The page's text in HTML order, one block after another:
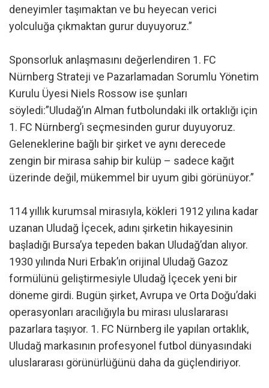
deneyimler taşımaktan ve bu heyecan verici
yolculuğa çıkmaktan gurur duyuyoruz.”
Sponsorluk anlaşmasını değerlendiren 1. FC
Nürnberg Strateji ve Pazarlamadan Sorumlu Yönetim
Kurulu Üyesi Niels Rossow ise şunları
söyledi:”Uludağ’ın Alman futbolundaki ilk ortaklığı için
1. FC Nürnberg’i seçmesinden gurur duyuyoruz.
Geleneklerine bağlı bir şirket ve aynı derecede
zengin bir mirasa sahip bir kulüp – sadece kağıt
üzerinde değil, mükemmel bir uyum gibi görünüyor.”
114 yıllık kurumsal mirasıyla, kökleri 1912 yılına kadar
uzanan Uludağ İçecek, adını şirketin hikayesinin
başladığı Bursa’ya tepeden bakan Uludağ’dan alıyor.
1930 yılında Nuri Erbak’ın orijinal Uludağ Gazoz
formülünü geliştirmesiyle Uludağ İçecek yeni bir
döneme girdi. Bugün şirket, Avrupa ve Orta Doğu’daki
operasyonları aracılığıyla bu mirası uluslararası
pazarlara taşıyor. 1. FC Nürnberg ile yapılan ortaklık,
Uludağ markasının profesyonel futbol dünyasındaki
uluslararası görünürlüğünü daha da güçlendiriyor.